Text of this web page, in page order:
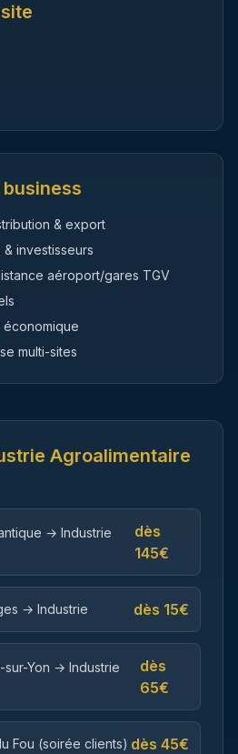
& export
investisseurs
aéroport/gares TGV
multi-sites
Agroalimentaire
→ Industrie
dès
145€
→ Industrie dès 15€
sur-Yon → Industrie
dès
65€
Fou (soirée clients) dès 45€